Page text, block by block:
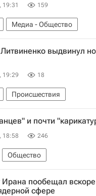
19:31 159
Медиа - Общество
выдвинул
19:29 18
Происшествия
и почти
18:58 246
Общество
Ирана пообещал
сфере